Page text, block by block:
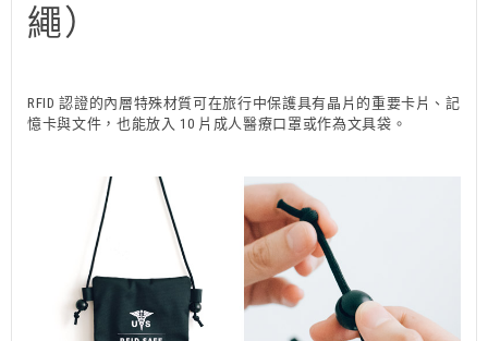
繩）
RFID 認證的內層特殊材質可在旅行中保護具有晶片的重要卡片、記
憶卡與文件，也能放入 10 片成人醫療口罩或作為文具袋。